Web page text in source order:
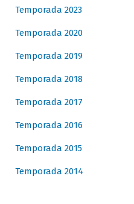
Temporada 2023
Temporada 2020
Temporada 2019
Temporada 2018
Temporada 2017
Temporada 2016
Temporada 2015
Temporada 2014